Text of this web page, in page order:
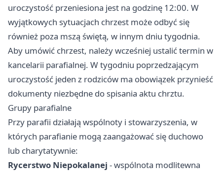
uroczystość przeniesiona jest na godzinę 12:00. W
wyjątkowych sytuacjach chrzest może odbyć się
również poza mszą świętą, w innym dniu tygodnia.
Aby umówić chrzest, należy wcześniej ustalić termin w
kancelarii parafialnej. W tygodniu poprzedzającym
uroczystość jeden z rodziców ma obowiązek przynieść
dokumenty niezbędne do spisania aktu chrztu.
Grupy parafialne
Przy parafii działają wspólnoty i stowarzyszenia, w
których parafianie mogą zaangażować się duchowo
lub charytatywnie:
Rycerstwo Niepokalanej - wspólnota modlitewna